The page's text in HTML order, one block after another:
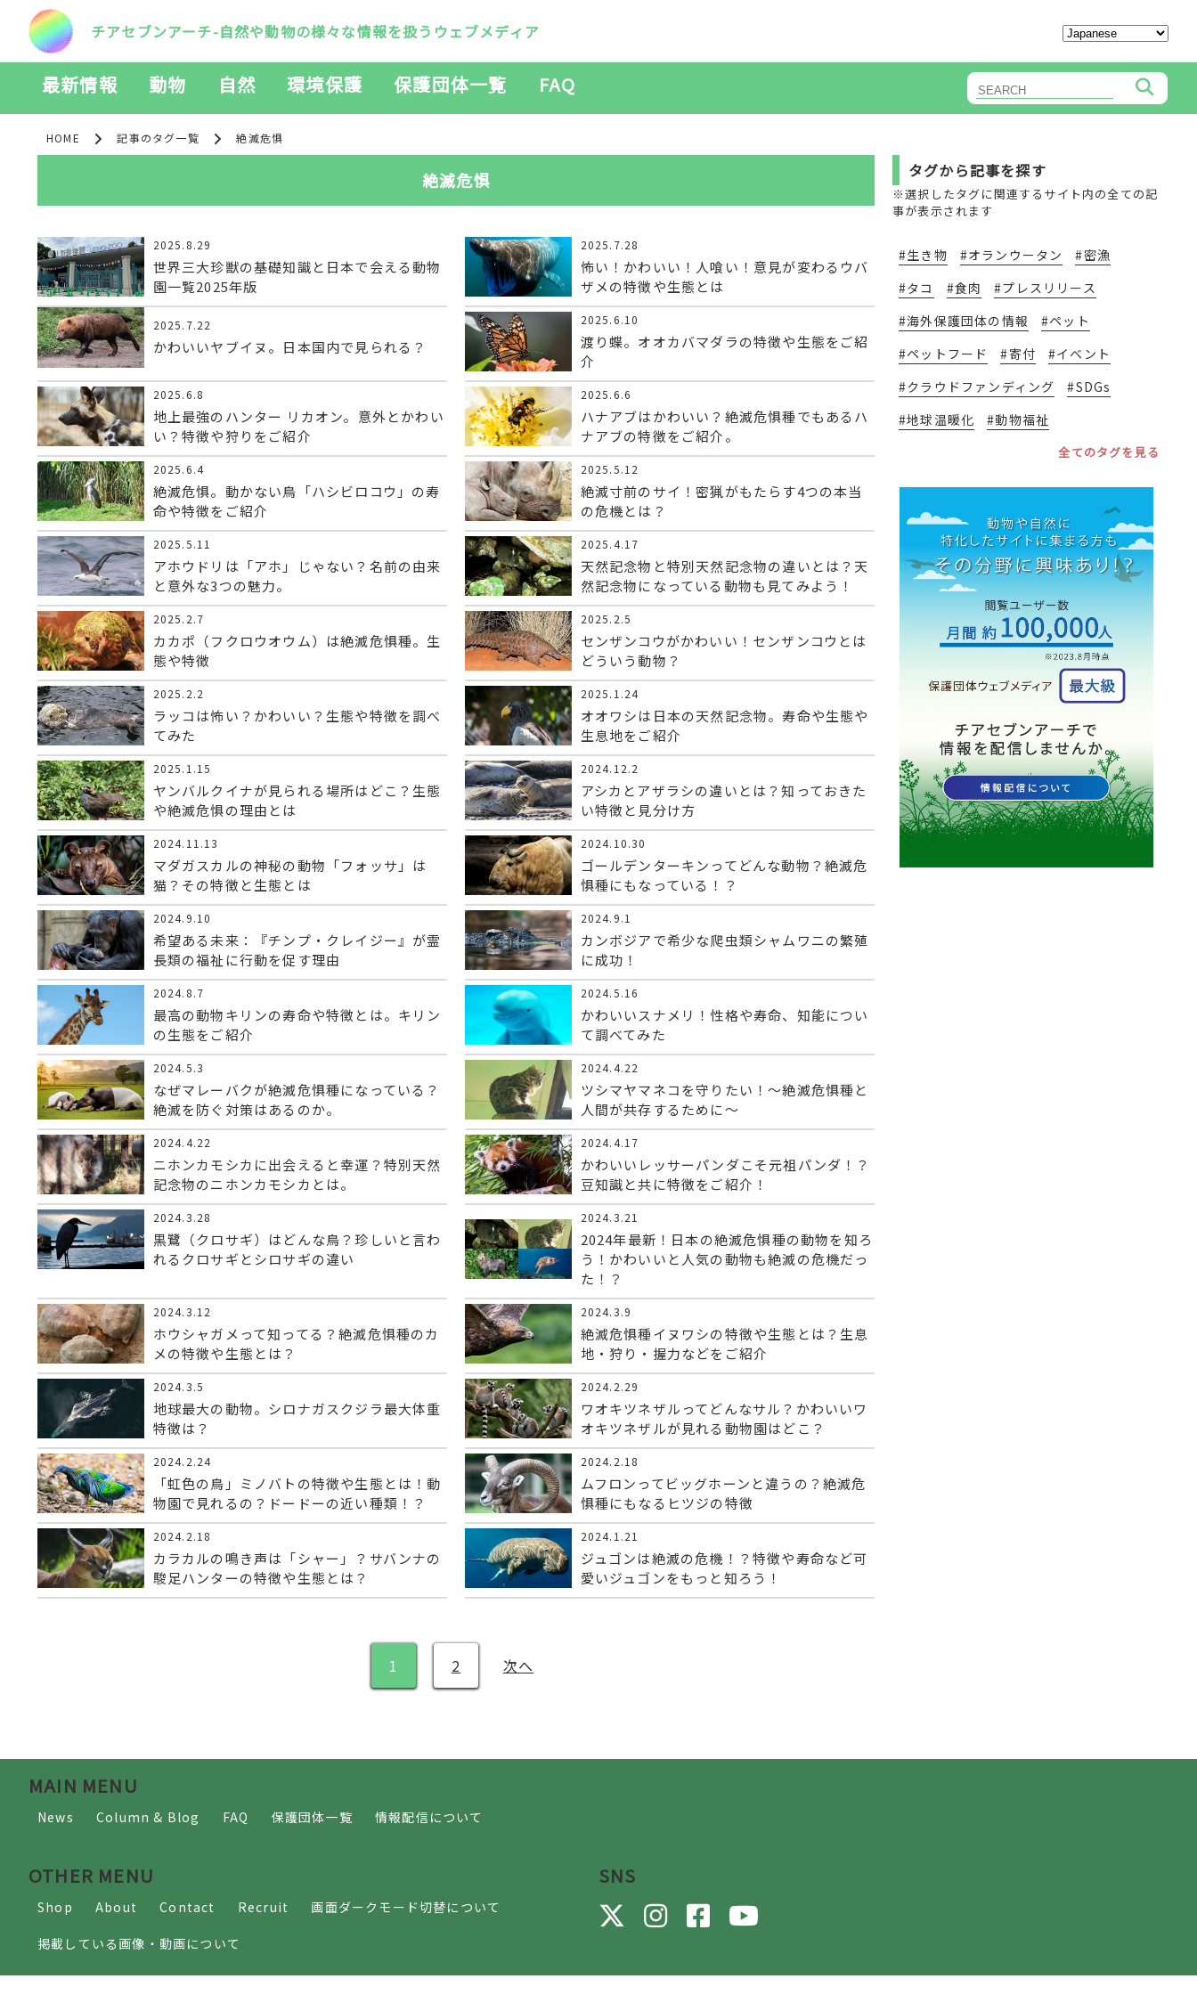
チアセブンアーチ-自然や動物の様々な情報を扱うウェブメディア
最新情報 動物 自然 環境保護 保護団体一覧 FAQ
HOME 記事のタグ一覧 絶滅危惧
絶滅危惧
2025.8.29
世界三大珍獣の基礎知識と日本で会える動物
園一覧2025年版
2025.7.28
怖い！かわいい！人喰い！意見が変わるウバ
ザメの特徴や生態とは
2025.7.22
かわいいヤブイヌ。日本国内で見られる？
2025.6.10
渡り蝶。オオカバマダラの特徴や生態をご紹
介
2025.6.8
地上最強のハンター リカオン。意外とかわい
い？特徴や狩りをご紹介
2025.6.6
ハナアブはかわいい？絶滅危惧種でもあるハ
ナアブの特徴をご紹介。
2025.6.4
絶滅危惧。動かない鳥「ハシビロコウ」の寿
命や特徴をご紹介
2025.5.12
絶滅寸前のサイ！密猟がもたらす4つの本当
の危機とは？
2025.5.11
アホウドリは「アホ」じゃない？名前の由来
と意外な3つの魅力。
2025.4.17
天然記念物と特別天然記念物の違いとは？天
然記念物になっている動物も見てみよう！
2025.2.7
カカポ（フクロウオウム）は絶滅危惧種。生
態や特徴
2025.2.5
センザンコウがかわいい！センザンコウとは
どういう動物？
2025.2.2
ラッコは怖い？かわいい？生態や特徴を調べ
てみた
2025.1.24
オオワシは日本の天然記念物。寿命や生態や
生息地をご紹介
2025.1.15
ヤンバルクイナが見られる場所はどこ？生態
や絶滅危惧の理由とは
2024.12.2
アシカとアザラシの違いとは？知っておきた
い特徴と見分け方
2024.11.13
マダガスカルの神秘の動物「フォッサ」は
猫？その特徴と生態とは
2024.10.30
ゴールデンターキンってどんな動物？絶滅危
惧種にもなっている！？
2024.9.10
希望ある未来：『チンプ・クレイジー』が霊
長類の福祉に行動を促す理由
2024.9.1
カンボジアで希少な爬虫類シャムワニの繁殖
に成功！
2024.8.7
最高の動物キリンの寿命や特徴とは。キリン
の生態をご紹介
2024.5.16
かわいいスナメリ！性格や寿命、知能につい
て調べてみた
2024.5.3
なぜマレーバクが絶滅危惧種になっている？
絶滅を防ぐ対策はあるのか。
2024.4.22
ツシマヤマネコを守りたい！～絶滅危惧種と
人間が共存するために～
2024.4.22
ニホンカモシカに出会えると幸運？特別天然
記念物のニホンカモシカとは。
2024.4.17
かわいいレッサーパンダこそ元祖パンダ！？
豆知識と共に特徴をご紹介！
2024.3.28
黒鷺（クロサギ）はどんな鳥？珍しいと言わ
れるクロサギとシロサギの違い
2024.3.21
2024年最新！日本の絶滅危惧種の動物を知ろ
う！かわいいと人気の動物も絶滅の危機だっ
た！？
2024.3.12
ホウシャガメって知ってる？絶滅危惧種のカ
メの特徴や生態とは？
2024.3.9
絶滅危惧種イヌワシの特徴や生態とは？生息
地・狩り・握力などをご紹介
2024.3.5
地球最大の動物。シロナガスクジラ最大体重
特徴は？
2024.2.29
ワオキツネザルってどんなサル？かわいいワ
オキツネザルが見れる動物園はどこ？
2024.2.24
「虹色の鳥」ミノバトの特徴や生態とは！動
物園で見れるの？ドードーの近い種類！？
2024.2.18
ムフロンってビッグホーンと違うの？絶滅危
惧種にもなるヒツジの特徴
2024.2.18
カラカルの鳴き声は「シャー」？サバンナの
駿足ハンターの特徴や生態とは？
2024.1.21
ジュゴンは絶滅の危機！？特徴や寿命など可
愛いジュゴンをもっと知ろう！
1 2 次へ
タグから記事を探す
※選択したタグに関連するサイト内の全ての記
事が表示されます
#生き物 #オランウータン
#密漁
#タコ
#食肉
#プレスリリース
#海外保護団体の情報
#ペット
#ペットフード
#寄付
#イベント
#クラウドファンディング
#SDGs
#地球温暖化
#動物福祉
全てのタグを見る
MAIN MENU
News Column & Blog FAQ 保護団体一覧 情報配信について
OTHER MENU
Shop About Contact Recruit 画面ダークモード切替について
掲載している画像・動画について
SNS